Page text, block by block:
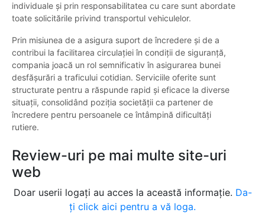
individuale și prin responsabilitatea cu care sunt abordate
toate solicitările privind transportul vehiculelor.
Prin misiunea de a asigura suport de încredere și de a
contribui la facilitarea circulației în condiții de siguranță,
compania joacă un rol semnificativ în asigurarea bunei
desfășurări a traficului cotidian. Serviciile oferite sunt
structurate pentru a răspunde rapid și eficace la diverse
situații, consolidând poziția societății ca partener de
încredere pentru persoanele ce întâmpină dificultăți
rutiere.
Review-uri pe mai multe site-uri
web
Doar userii logați au acces la această informație. Da-
ți click aici pentru a vă loga.